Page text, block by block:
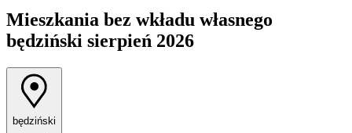
Mieszkania bez wkładu własnego
będziński sierpień 2026
będziński